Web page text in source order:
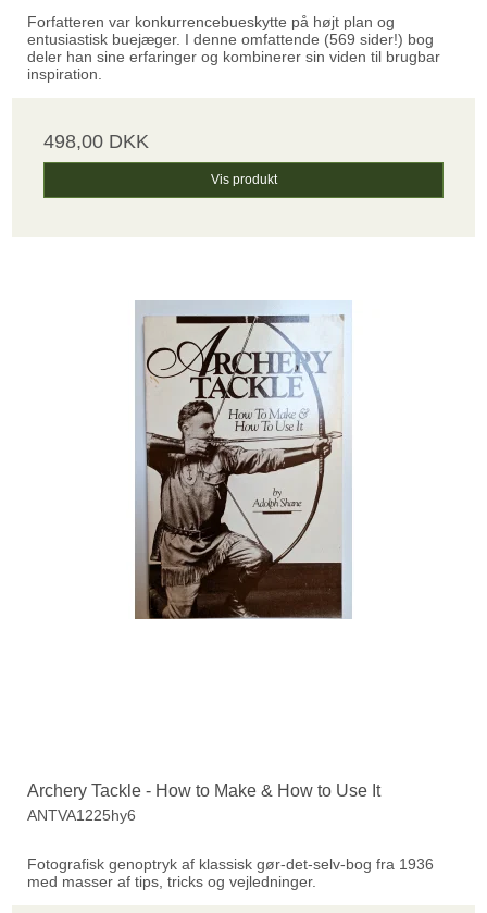
Forfatteren var konkurrencebueskytte på højt plan og
entusiastisk buejæger. I denne omfattende (569 sider!) bog
deler han sine erfaringer og kombinerer sin viden til brugbar
inspiration.
498,00 DKK
Vis produkt
Archery Tackle - How to Make & How to Use It
ANTVA1225hy6
Fotografisk genoptryk af klassisk gør-det-selv-bog fra 1936
med masser af tips, tricks og vejledninger.